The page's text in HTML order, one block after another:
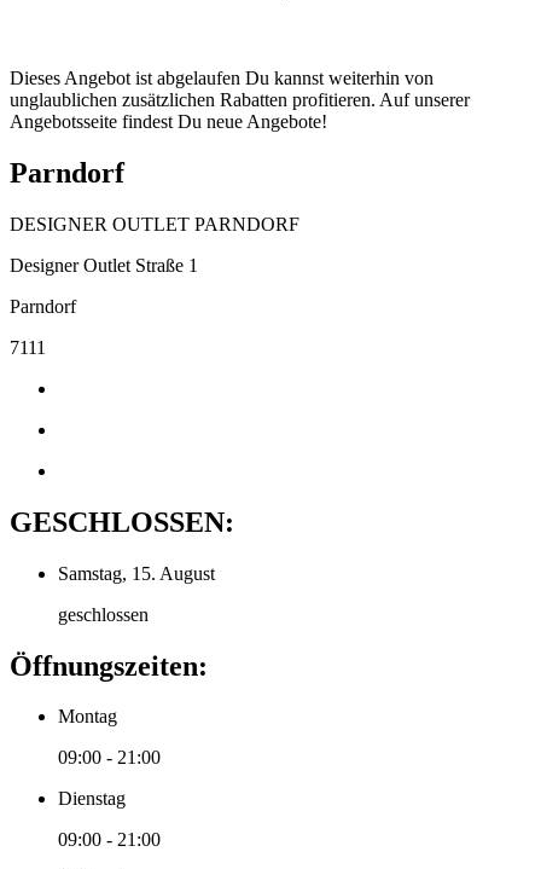
Dieses Angebot ist abgelaufen Du kannst weiterhin von
unglaublichen zusätzlichen Rabatten profitieren. Auf unserer
Angebotsseite findest Du neue Angebote!
Parndorf
DESIGNER OUTLET PARNDORF
Designer Outlet Straße 1
Parndorf
7111
GESCHLOSSEN:
Samstag, 15. August
geschlossen
Öffnungszeiten:
Montag
09:00 - 21:00
Dienstag
09:00 - 21:00